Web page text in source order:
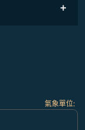
氣象單位: